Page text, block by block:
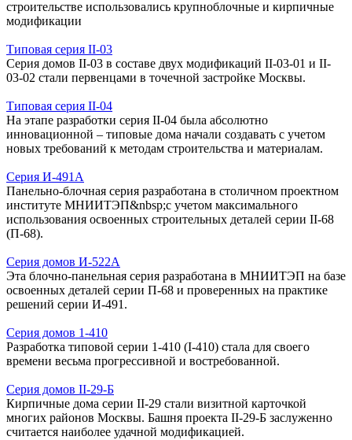
строительстве использовались крупноблочные и кирпичные
модификации
Типовая серия II-03
Серия домов II-03 в составе двух модификаций II-03-01 и II-
03-02 стали первенцами в точечной застройке Москвы.
Типовая серия II-04
На этапе разработки серия II-04 была абсолютно
инновационной – типовые дома начали создавать с учетом
новых требований к методам строительства и материалам.
Серия И-491А
Панельно-блочная серия разработана в столичном проектном
институте МНИИТЭП&nbsp;с учетом максимального
использования освоенных строительных деталей серии II-68
(П-68).
Серия домов И-522А
Эта блочно-панельная серия разработана в МНИИТЭП на базе
освоенных деталей серии П-68 и проверенных на практике
решений серии И-491.
Серия домов 1-410
Разработка типовой серии 1-410 (I-410) стала для своего
времени весьма прогрессивной и востребованной.
Серия домов II-29-Б
Кирпичные дома серии II-29 стали визитной карточкой
многих районов Москвы. Башня проекта II-29-Б заслуженно
считается наиболее удачной модификацией.